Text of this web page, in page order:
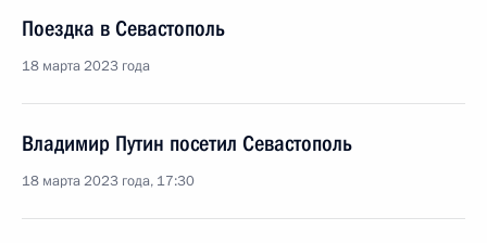
Поездка в Севастополь
18 марта 2023 года
Владимир Путин посетил Севастополь
18 марта 2023 года, 17:30